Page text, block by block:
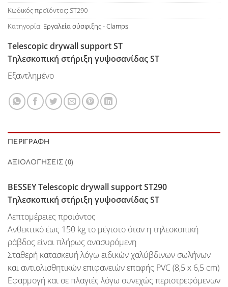
Κωδικός προϊόντος: ST290
Κατηγορία: Εργαλεία σύσφιξης - Clamps
Telescopic drywall support ST
Τηλεσκοπική στήριξη γυψοσανίδας ST
Εξαντλημένο
ΠΕΡΙΓΡΑΦΉ
ΑΞΙΟΛΟΓΉΣΕΙΣ (0)
BESSEYTelescopic drywall support ST290
Τηλεσκοπική στήριξη γυψοσανίδας ST
Λεπτομέρειες προιόντος
Ανθεκτικό έως 150 kg το μέγιστο όταν η τηλεσκοπική
ράβδος είναι πλήρως ανασυρόμενη
Σταθερή κατασκευή λόγω ειδικών χαλύβδινων σωλήνων
και αντιολισθητικών επιφανειών επαφής PVC (8,5 x 6,5 cm)
Εφαρμογή και σε πλαγιές λόγω συνεχώς περιστρεφόμενων